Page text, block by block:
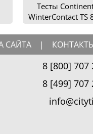
Тесты
WinterContact TS
САЙТА |
8 [800] 707
8 [499] 707